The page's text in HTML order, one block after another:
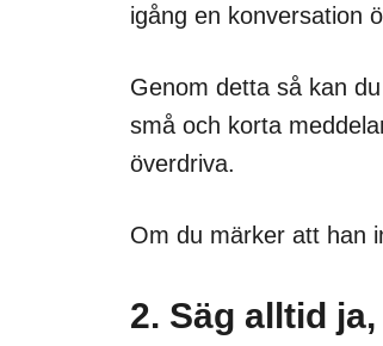
igång en konversation
Genom detta så kan
små och korta
överdriva.
Om du märker att han
2. Säg alltid